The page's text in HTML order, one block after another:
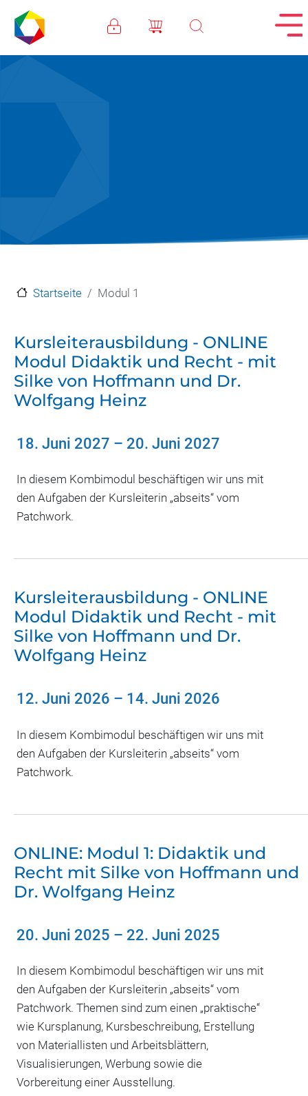
Direkt zum Inhalt
Startseite Modul 1
Kursleiterausbildung - ONLINE
Modul Didaktik und Recht - mit
Silke von Hoffmann und Dr.
Wolfgang Heinz
18. Juni 2027 – 20. Juni 2027
In diesem Kombimodul beschäftigen wir uns mit
den Aufgaben der Kursleiterin „abseits“ vom
Patchwork.
Kursleiterausbildung - ONLINE
Modul Didaktik und Recht - mit
Silke von Hoffmann und Dr.
Wolfgang Heinz
12. Juni 2026 – 14. Juni 2026
In diesem Kombimodul beschäftigen wir uns mit
den Aufgaben der Kursleiterin „abseits“ vom
Patchwork.
ONLINE: Modul 1: Didaktik und
Recht mit Silke von Hoffmann und
Dr. Wolfgang Heinz
20. Juni 2025 – 22. Juni 2025
In diesem Kombimodul beschäftigen wir uns mit
den Aufgaben der Kursleiterin „abseits“ vom
Patchwork. Themen sind zum einen „praktische“
wie Kursplanung, Kursbeschreibung, Erstellung
von Materiallisten und Arbeitsblättern,
Visualisierungen, Werbung sowie die
Vorbereitung einer Ausstellung.